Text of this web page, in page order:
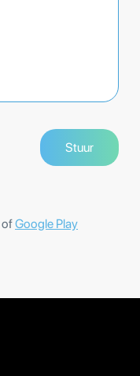
ofGoogle Play